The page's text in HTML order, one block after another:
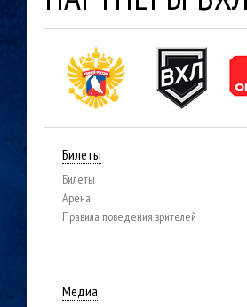
Билеты
Билеты
Арена
Правила поведения зрителей
Медиа